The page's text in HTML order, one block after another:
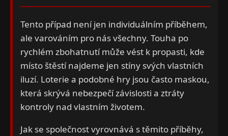
Tento případ není jen individuálním příběhem,
ale varováním pro nás všechny. Touha po
rychlém zbohatnutí může vést k propasti, kde
místo štěstí najdeme jen stíny svých vlastních
iluzí. Loterie a podobné hry jsou často maskou,
která skrývá nebezpečí závislosti a ztráty
kontroly nad vlastním životem.
Jak se společnost vyrovnává s těmito příběhy,